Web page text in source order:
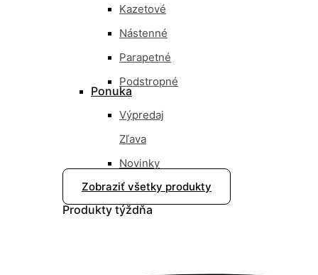
Kazetové
Nástenné
Parapetné
Podstropné
Ponuka
Výpredaj
Zľava
Novinky
Nové
Zobraziť všetky produkty
Produkty týždňa